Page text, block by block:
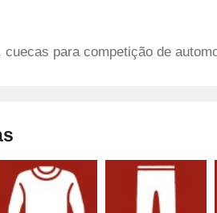
cuecas para competição de